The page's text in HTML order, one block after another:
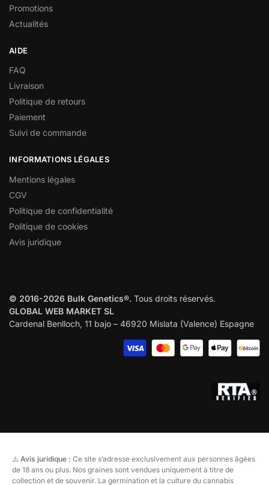
Promotions
Actualités
AIDE
FAQ
Livraison
Politique de retours
Paiement
Suivi de commande
INFORMATIONS LÉGALES
Mentions légales
CGV
Politique de confidentialité
Politique de cookies
Avis juridique
© 2016-2026 Bulk Genetics®. Tous droits réservés.
GLOBAL WEB MARKET SL
Cardenal Benlloch, 11 bajo – 46920 Mislata (Valence) Espagne
⚠️ Avis juridique : Ce site s’adresse exclusivement aux personnes âgées
de 18 ans ou plus. Nos graines sont vendues uniquement à titre de
collection et de souvenir. La germination et la culture du cannabis